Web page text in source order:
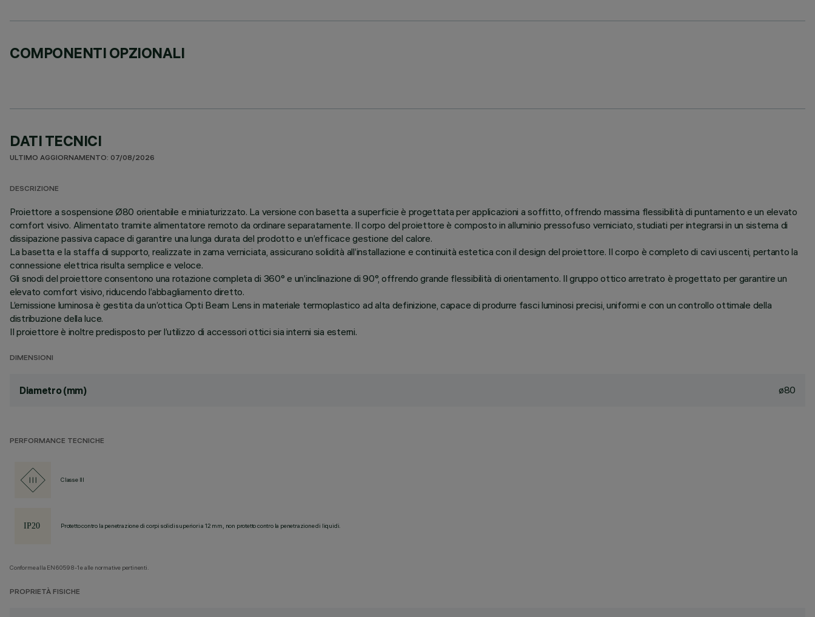
COMPONENTI OPZIONALI
DATI TECNICI
ULTIMO AGGIORNAMENTO: 07/08/2026
DESCRIZIONE
Proiettore a sospensione Ø80 orientabile e miniaturizzato. La versione con basetta a superficie è progettata per applicazioni a soffitto, offrendo massima flessibilità di puntamento e un elevato
comfort visivo. Alimentato tramite alimentatore remoto da ordinare separatamente. Il corpo del proiettore è composto in alluminio pressofuso verniciato, studiati per integrarsi in un sistema di
dissipazione passiva capace di garantire una lunga durata del prodotto e un’efficace gestione del calore.
La basetta e la staffa di supporto, realizzate in zama verniciata, assicurano solidità all’installazione e continuità estetica con il design del proiettore. Il corpo è completo di cavi uscenti, pertanto la
connessione elettrica risulta semplice e veloce.
Gli snodi del proiettore consentono una rotazione completa di 360° e un’inclinazione di 90°, offrendo grande flessibilità di orientamento. Il gruppo ottico arretrato è progettato per garantire un
elevato comfort visivo, riducendo l’abbagliamento diretto.
L’emissione luminosa è gestita da un’ottica Opti Beam Lens in materiale termoplastico ad alta definizione, capace di produrre fasci luminosi precisi, uniformi e con un controllo ottimale della
distribuzione della luce.
Il proiettore è inoltre predisposto per l’utilizzo di accessori ottici sia interni sia esterni.
DIMENSIONI
Diametro (mm) ø80
PERFORMANCE TECNICHE
Classe III
Protetto contro la penetrazione di corpi solidi superiori a 12 mm, non protetto contro la penetrazione di liquidi.
Conforme alla EN60598-1 e alle normative pertinenti.
PROPRIETÀ FISICHE